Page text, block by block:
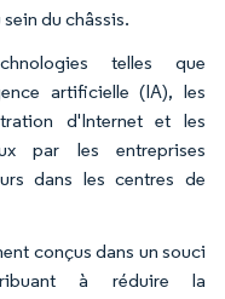
du châssis.
telles que
artificielle (IA), les
d'Internet et les
par les entreprises
dans les centres de
conçus dans un souci
à réduire la